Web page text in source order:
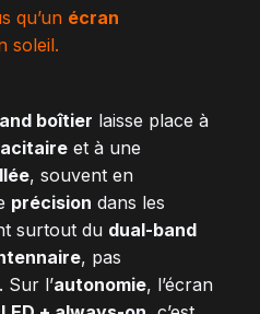
qu’un écran
soleil.
boîtier laisse place à
et à une
, souvent en
précision dans les
surtout du dual-band
, pas
Sur l’autonomie, l’écran